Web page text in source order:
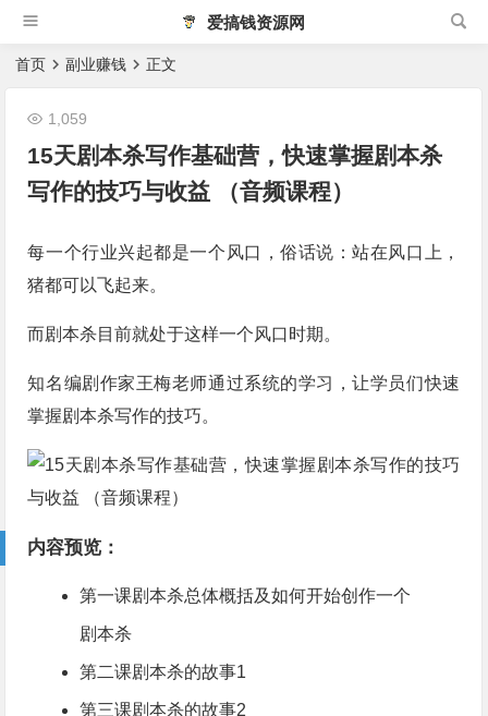
爱搞钱资源网
首页 副业赚钱 正文
15天剧本杀写作基础营，快速掌握剧本杀
写作的技巧与收益 （音频课程）
1,059
每一个行业兴起都是一个风口，俗话说：站在风口上，
猪都可以飞起来。
而剧本杀目前就处于这样一个风口时期。
知名编剧作家王梅老师通过系统的学习，让学员们快速
掌握剧本杀写作的技巧。
内容预览：
第一课剧本杀总体概括及如何开始创作一个
剧本杀
第二课剧本杀的故事1
第三课剧本杀的故事2